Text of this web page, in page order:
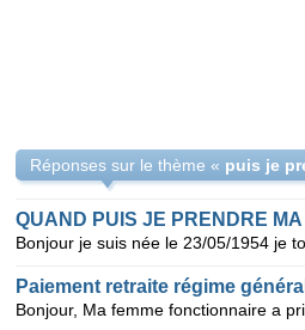
Réponses sur le thème «
Paiement retraite régime général